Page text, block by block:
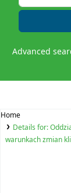
Advanced
Home
Details for:
warunkach zmian